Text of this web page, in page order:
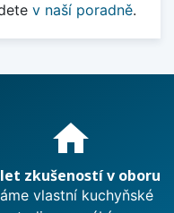
v naší poradně.
home
zkušeností v oboru
vlastní kuchyňské